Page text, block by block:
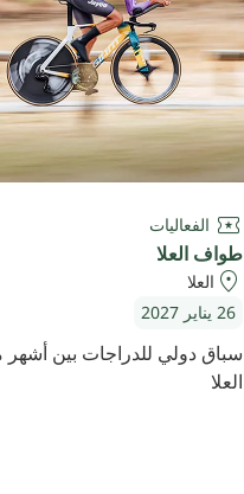
الفعاليات
طواف العلا
العلا
26 يناير 2027
سباق دولي للدراجات بين أشهر
العلا